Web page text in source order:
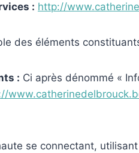
: http://
des éléments
: Ci après dénommé «
se connectant,